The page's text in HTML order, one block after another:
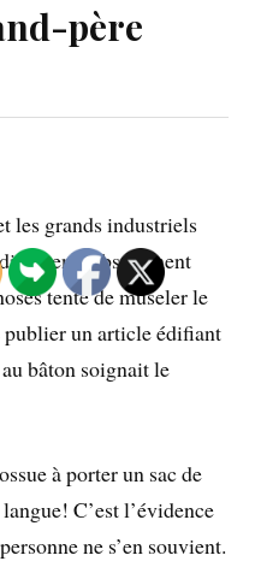
père
les grands industriels
absolument
tenté de museler le
publier un article édifiant
bâton soignait le
à porter un sac de
C’est l’évidence
ne s’en souvient.